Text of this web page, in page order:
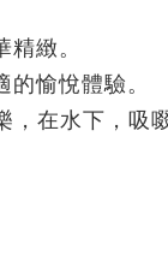
緻。
愉悅體驗。
在水下，吸